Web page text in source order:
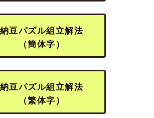
納豆パズル組立解法
（簡体字）
納豆パズル組立解法
（繁体字）